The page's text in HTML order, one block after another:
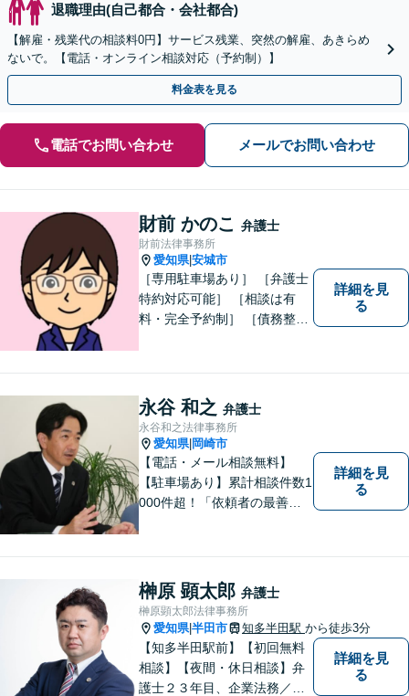
退職理由(自己都合・会社都合)
【解雇・残業代の相談料0円】サービス残業、突然の解雇、あきらめ
ないで。【電話・オンライン相談対応（予約制）】
料金表を見る
電話でお問い合わせ メールでお問い合わせ
財前 かのこ 弁護士
財前法律事務所
愛知県|安城市
［専用駐車場あり］ ［弁護士
特約対応可能］ ［相談は有
料・完全予約制］ ［債務整理
りになる街の法律家を目指し
ています。 暮らしのトラブ
ル、まずはご相談ください。
詳細を見
る
永谷 和之 弁護士
永谷和之法律事務所
愛知県| 岡崎市
【電話・メール相談無料】
【駐車場あり】累計相談件数1
000件超！「依頼者の最善の
トな解決を考え抜きます。お
気軽にご相談ください！【完
全個室対応】
詳細を見
る
榊原 顕太郎 弁護士
榊原顕太郎法律事務所
愛知県|半田市 知多半田駅 から徒歩3分
【知多半田駅前】【初回無料
相談】【夜間・休日相談】弁
護士２３年目、企業法務／交
詳細を見
る